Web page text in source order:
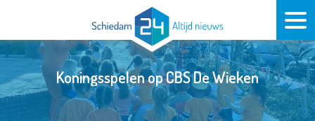
Koningsspelen op CBS De Wieken